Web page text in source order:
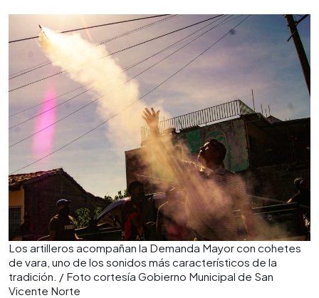
Los artilleros acompañan la Demanda Mayor con cohetes
de vara, uno de los sonidos más característicos de la
tradición. / Foto cortesía Gobierno Municipal de San
Vicente Norte